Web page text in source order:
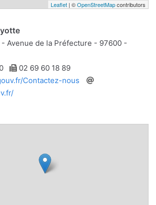
Leaflet | ©OpenStreetMapcontributors
Avenue de la Préfecture - 97600 -
Télécopie
02 69 60 18 89
Contactez-nous